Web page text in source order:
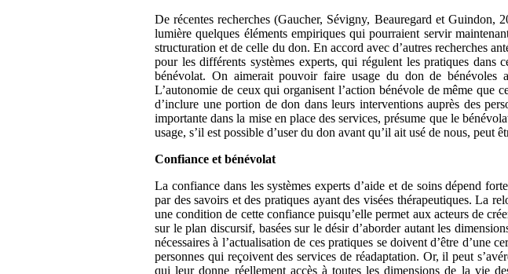
De récentes recherches (Gaucher, Sévigny, Beauregard et Guindon,
lumière quelques éléments empiriques qui pourraient servir
structuration et de celle du don. En accord avec d’autres recherches
pour les différents systèmes experts, qui régulent les pratiques dans
bénévolat. On aimerait pouvoir faire usage du don de
L’autonomie de ceux qui organisent l’action bénévole de même que
d’inclure une portion de don dans leurs interventions auprès des
importante dans la mise en place des services, présume que le
usage, s’il est possible d’user du don avant qu’il ait usé de nous, peut
Confiance et bénévolat
La confiance dans les systèmes experts d’aide et de soins dépend
par des savoirs et des pratiques ayant des visées thérapeutiques. La
une condition de cette confiance puisqu’elle permet aux acteurs de
sur le plan discursif, basées sur le désir d’aborder autant les
nécessaires à l’actualisation de ces pratiques se doivent d’être d’une
personnes qui reçoivent des services de réadaptation. Or, il peut
qui leur donne réellement accès à toutes les dimensions de la vie